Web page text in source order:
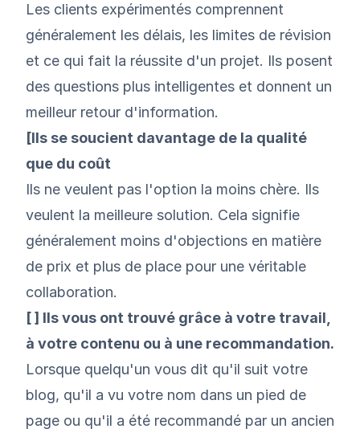
Les clients expérimentés comprennent
généralement les délais, les limites de révision
et ce qui fait la réussite d'un projet. Ils posent
des questions plus intelligentes et donnent un
meilleur retour d'information.
[Ils se soucient davantage de la qualité
que du coût
Ils ne veulent pas l'option la moins chère. Ils
veulent la meilleure solution. Cela signifie
généralement moins d'objections en matière
de prix et plus de place pour une véritable
collaboration.
[ ] Ils vous ont trouvé grâce à votre travail,
à votre contenu ou à une recommandation.
Lorsque quelqu'un vous dit qu'il suit votre
blog, qu'il a vu votre nom dans un pied de
page ou qu'il a été recommandé par un ancien